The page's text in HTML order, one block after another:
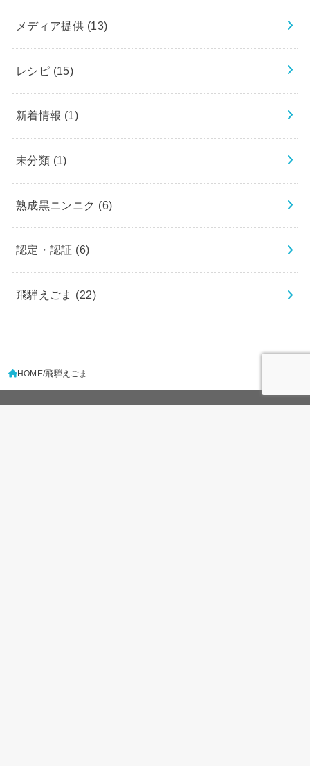
メディア提供 (13)
レシピ (15)
新着情報 (1)
未分類 (1)
熟成黒ニンニク (6)
認定・認証 (6)
飛騨えごま (22)
HOME 飛騨えごま